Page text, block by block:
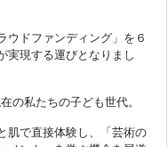
ウドファンディング」を６
実現する運びとなりまし
の私たちの子ども世代。
肌で直接体験し、「芸術の